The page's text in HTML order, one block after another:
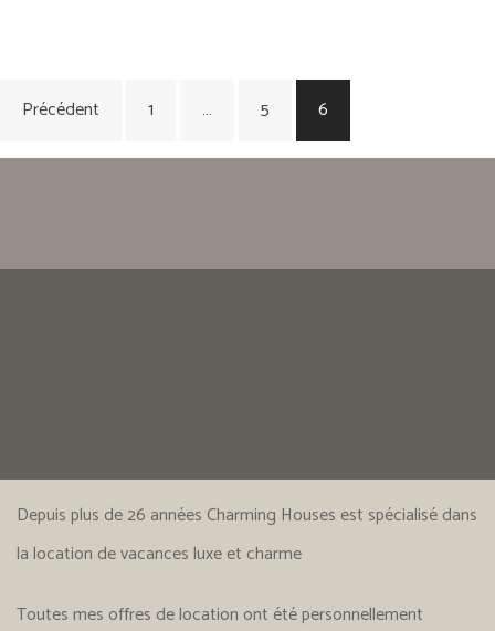
Navigation
articles
Précédent 1 … 5 6
Depuis plus de 26 années Charming Houses est spécialisé dans
la location de vacances luxe et charme
Toutes mes offres de location ont été personnellement